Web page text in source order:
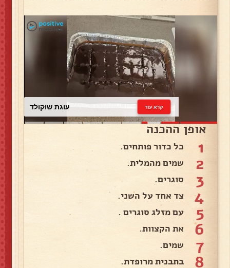
עוגת שוקולד קרא עוד
אופן ההכנה
1 כל כדור פותחים.
2 שמים מהמלית.
3 סוגרים.
4 צד אחד על השני.
5 עם מזלג סוגרים .
6 את הקצוות.
7 שמים.
8 בתבנית מרופדת.